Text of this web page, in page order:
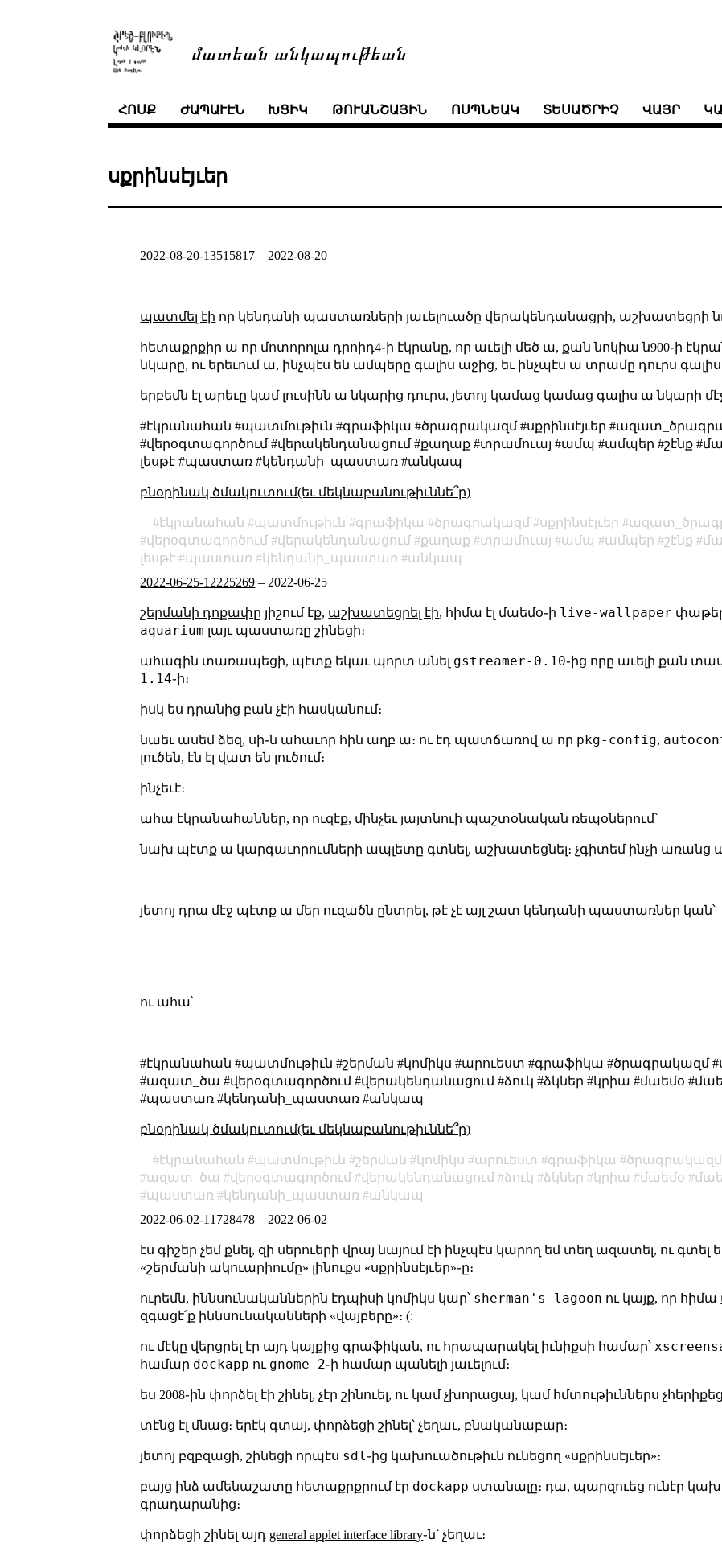
մատեան անկապութեան
ՀՈՍՔ ԺԱՊԱՒԷՆ ԽՑԻԿ ԹՈՒԱՆՇԱՅԻՆ ՈՍՊՆԵԱԿ ՏԵՍԱԾՐԻՉ ՎԱՅՐ
սքրինսէյւեր
2022-08-20-13515817 – 2022-08-20
պատմել էի որ կենդանի պաստառների յաւելուածը վերակենդանացրի, աշխատեցրի
հետաքրքիր ա որ մոտորոլա դրոիդ4֊ի էկրանը, որ աւելի մեծ ա, քան նոկիա ն900֊ի
նկարը, ու երեւում ա, ինչպէս են ամպերը գալիս աջից, եւ ինչպէս ա տրամը դուրս
երբեմն էլ արեւը կամ լուսինն ա նկարից դուրս, յետոյ կամաց կամաց գալիս ա նկարի
#էկրանահան #պատմութիւն #գրաֆիկա #ծրագրակազմ #սքրինսէյւեր
#վերօգտագործում #վերակենդանացում #քաղաք #տրամուայ #ամպ #ամպեր #շէնք
լեսթէ #պաստառ #կենդանի_պաստառ #անկապ
բնօրինակ ծմակուտում(եւ մեկնաբանութիւննե՞ր)
էկրանահան պատմութիւն գրաֆիկա ծրագրակազմ սքրինսէյւեր
վերօգտագործում
վերակենդանացում քաղաք տրամուայ ամպ ամպեր շէնք
լեսթէ
պաստառ կենդանի_պաստառ
անկապ
2022-06-25-12225269 – 2022-06-25
շերմանի դոքափը յիշում էք, աշխատեցրել էի, հիմա էլ մաեմօ֊ի live-wallpaper
aquarium լայւ պաստառըշինեցի։
ահագին տառապեցի, պէտք եկաւ պորտ անել gstreamer-0.10֊ից որը աւելի քան
1.14֊ի։
իսկ ես դրանից բան չէի հասկանում։
նաեւ ասեմ ձեզ, սի֊ն ահաւոր հին աղբ ա։ ու էդ պատճառով ա որ pkg-config,
լուծեն, էն էլ վատ են լուծում։
ինչեւէ։
ահա էկրանահաններ, որ ուզէք, մինչեւ յայտնուի պաշտօնական ռեպօներում՝
նախ պէտք ա կարգաւորումների ապլետը գտնել, աշխատեցնել։ չգիտեմ ինչի
յետոյ դրա մէջ պէտք ա մեր ուզածն ընտրել, թէ չէ այլ շատ կենդանի պաստառներ կան՝
ու ահա՝
#էկրանահան #պատմութիւն #շերման #կոմիկս #արուեստ #գրաֆիկա #ծրագրակազմ
#ազատ_ծա #վերօգտագործում #վերակենդանացում #ձուկ #ձկներ #կրիա #մաեմօ
#պաստառ #կենդանի_պաստառ #անկապ
բնօրինակ ծմակուտում(եւ մեկնաբանութիւննե՞ր)
էկրանահան պատմութիւն շերման կոմիկս արուեստ գրաֆիկա ծրագրակազմ
ազատ_ծա
վերօգտագործում վերակենդանացում ձուկ ձկներ կրիա մաեմօ
պաստառ
կենդանի_պաստառ
անկապ
2022-06-02-11728478 – 2022-06-02
էս գիշեր չեմ քնել, զի սերուերի վրայ նայում էի ինչպէս կարող եմ տեղ ազատել, ու գտել
«շերմանի ակուարիումը» լինուքս «սքրինսէյւեր»֊ը։
ուրեմն, իննսունականներին էդպիսի կոմիկս կար՝ sherman's lagoon ու կայք, որ հիմա
զգացէ՛ք իննսունականների «վայբերը»։ (:
ու մէկը վերցրել էր այդ կայքից գրաֆիկան, ու հրապարակել իւնիքսի համար՝
համար dockapp ու gnome 2֊ի համար պանելի յաւելում։
ես 2008֊ին փորձել էի շինել, չէր շինուել, ու կամ չխորացայ, կամ հմտութիւններս
տէնց էլ մնաց։ երէկ գտայ, փորձեցի շինել՝ չեղաւ, բնականաբար։
յետոյ բզբզացի, շինեցի որպէս sdl֊ից կախուածութիւն ունեցող «սքրինսէյւեր»։
բայց ինձ ամենաշատը հետաքրքրում էր dockapp ստանալը։ դա, պարզուեց ունէր
գրադարանից։
փորձեցի շինել այդ general applet interface library֊ն՝ չեղաւ։